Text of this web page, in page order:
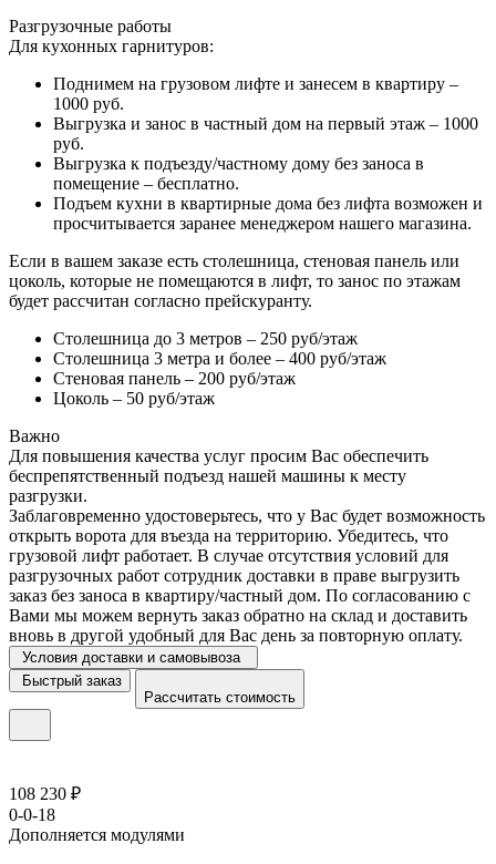
Разгрузочные работы
Для кухонных гарнитуров:
Поднимем на грузовом лифте и занесем в квартиру –
1000 руб.
Выгрузка и занос в частный дом на первый этаж – 1000
руб.
Выгрузка к подъезду/частному дому без заноса в
помещение – бесплатно.
Подъем кухни в квартирные дома без лифта возможен и
просчитывается заранее менеджером нашего магазина.
Если в вашем заказе есть столешница, стеновая панель или
цоколь, которые не помещаются в лифт, то занос по этажам
будет рассчитан согласно прейскуранту.
Столешница до 3 метров – 250 руб/этаж
Столешница 3 метра и более – 400 руб/этаж
Стеновая панель – 200 руб/этаж
Цоколь – 50 руб/этаж
Важно
Для повышения качества услуг просим Вас обеспечить
беспрепятственный подъезд нашей машины к месту
разгрузки.
Заблаговременно удостоверьтесь, что у Вас будет возможность
открыть ворота для въезда на территорию. Убедитесь, что
грузовой лифт работает. В случае отсутствия условий для
разгрузочных работ сотрудник доставки в праве выгрузить
заказ без заноса в квартиру/частный дом. По согласованию с
Вами мы можем вернуть заказ обратно на склад и доставить
вновь в другой удобный для Вас день за повторную оплату.
Условия доставки и самовывоза
Быстрый заказ
Рассчитать стоимость
108 230 ₽
0-0-18
Дополняется модулями